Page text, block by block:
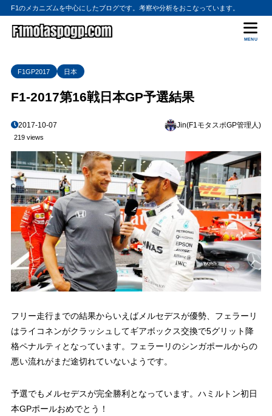
F1のメカニズムを中心にしたブログです。考察や分析をおこなっています。
MENU
F1GP2017 日本
F1-2017第16戦日本GP予選結果
2017-10-07 Jin(F1モタスポGP管理人)
219 views
フリー走行までの結果からいえばメルセデスが優勢、フェラーリ
はライコネンがクラッシュしてギアボックス交換で5グリット降
格ペナルティとなっています。フェラーリのシンガポールからの
悪い流れがまだ途切れていないようです。
予選でもメルセデスが完全勝利となっています。ハミルトン初日
本GPポールおめでとう！